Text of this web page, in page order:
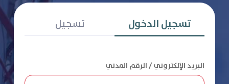
تسجيل الدخول تسجيل
البريد الإلكتروني / الرقم المدني